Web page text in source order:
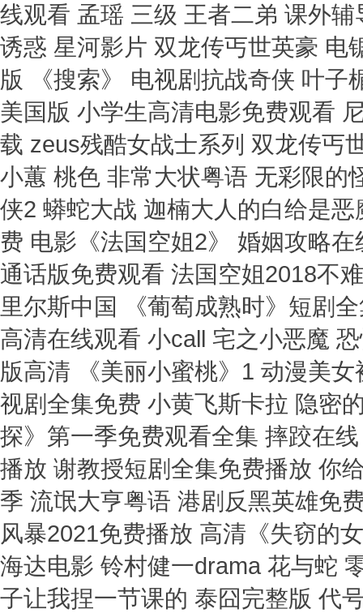
线观看 孟瑶 三级 王者二弟 课外
诱惑 星河影片 双龙传丐世英豪 电
版 《搜索》 电视剧抗战奇侠 叶子
美国版 小学生高清电影免费观看
载 zeus残酷女战士系列 双龙传丐
小蕙 桃色 非常大状粤语 无彩限的
侠2 蟒蛇大战 迦楠大人的白给是恶
费 电影《法国空姐2》 婚姻攻略
通话版免费观看 法国空姐2018不
里尔斯中国 《葡萄成熟时》短剧
高清在线观看 小call 宅之小恶魔
版高清 《美丽小蜜桃》1 动漫美
视剧全集免费 小黄飞斯卡拉 隐密
探》第一季免费观看全集 摔跤在
播放 谢教授短剧全集免费播放 你
季 流氓大亨粤语 港剧反黑英雄免
风暴2021免费播放 高清《失窃的
海达电影 铃村健一drama 花与蛇
子让我捏一节课的 泰囧完整版 代